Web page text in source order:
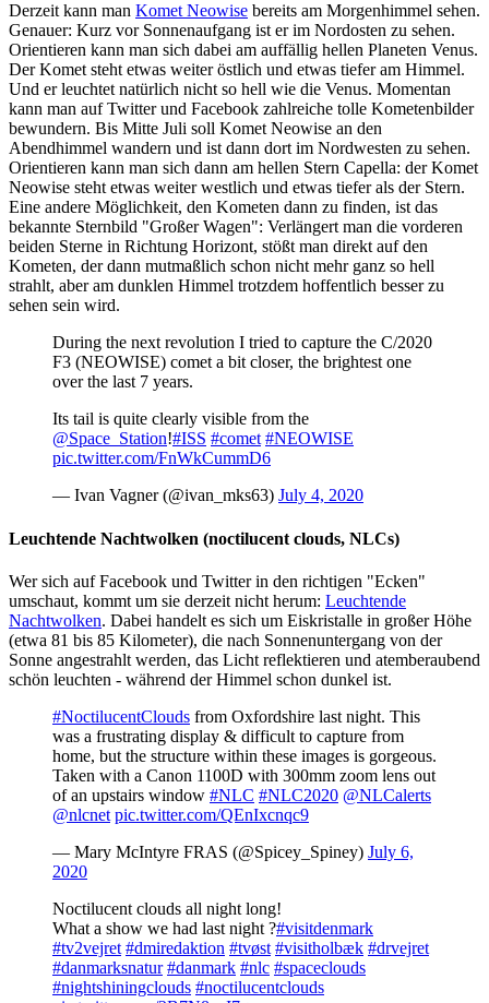
Derzeit kann man Komet Neowise bereits am Morgenhimmel sehen.
Genauer: Kurz vor Sonnenaufgang ist er im Nordosten zu sehen.
Orientieren kann man sich dabei am auffällig hellen Planeten Venus.
Der Komet steht etwas weiter östlich und etwas tiefer am Himmel.
Und er leuchtet natürlich nicht so hell wie die Venus. Momentan
kann man auf Twitter und Facebook zahlreiche tolle Kometenbilder
bewundern. Bis Mitte Juli soll Komet Neowise an den
Abendhimmel wandern und ist dann dort im Nordwesten zu sehen.
Orientieren kann man sich dann am hellen Stern Capella: der Komet
Neowise steht etwas weiter westlich und etwas tiefer als der Stern.
Eine andere Möglichkeit, den Kometen dann zu finden, ist das
bekannte Sternbild "Großer Wagen": Verlängert man die vorderen
beiden Sterne in Richtung Horizont, stößt man direkt auf den
Kometen, der dann mutmaßlich schon nicht mehr ganz so hell
strahlt, aber am dunklen Himmel trotzdem hoffentlich besser zu
sehen sein wird.
During the next revolution I tried to capture the C/2020
F3 (NEOWISE) comet a bit closer, the brightest one
over the last 7 years.
Its tail is quite clearly visible from the
@Space_Station!#ISS #comet #NEOWISE
pic.twitter.com/FnWkCummD6
— Ivan Vagner (@ivan_mks63) July 4, 2020
Leuchtende Nachtwolken (noctilucent clouds, NLCs)
Wer sich auf Facebook und Twitter in den richtigen "Ecken"
umschaut, kommt um sie derzeit nicht herum: Leuchtende
Nachtwolken. Dabei handelt es sich um Eiskristalle in großer Höhe
(etwa 81 bis 85 Kilometer), die nach Sonnenuntergang von der
Sonne angestrahlt werden, das Licht reflektieren und atemberaubend
schön leuchten - während der Himmel schon dunkel ist.
#NoctilucentClouds from Oxfordshire last night. This
was a frustrating display & difficult to capture from
home, but the structure within these images is gorgeous.
Taken with a Canon 1100D with 300mm zoom lens out
of an upstairs window #NLC #NLC2020 @NLCalerts
@nlcnet pic.twitter.com/QEnIxcnqc9
— Mary McIntyre FRAS (@Spicey_Spiney) July 6,
2020
Noctilucent clouds all night long!
What a show we had last night ?#visitdenmark
#tv2vejret #dmiredaktion #tvøst #visitholbæk #drvejret
#danmarksnatur #danmark #nlc #spaceclouds
#nightshiningclouds #noctilucentclouds